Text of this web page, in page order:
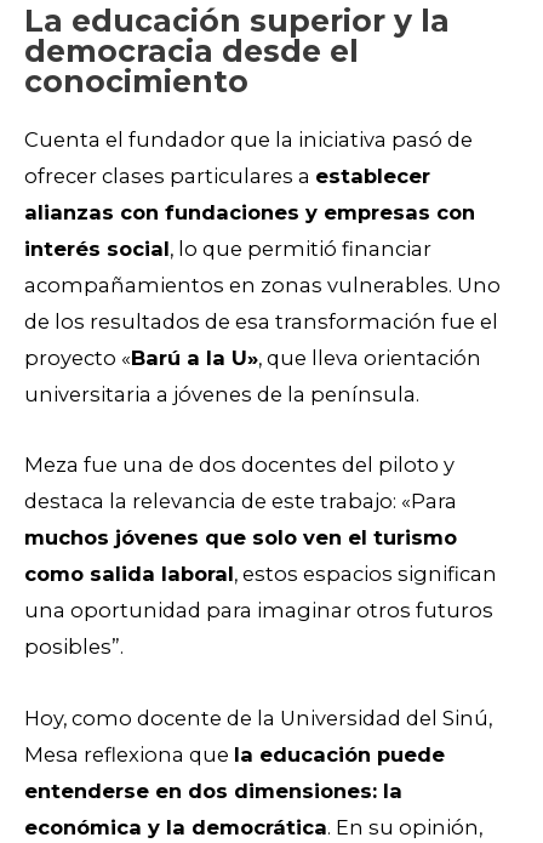
La educación superior y la
democracia desde el
conocimiento
Cuenta el fundador que la iniciativa pasó de
ofrecer clases particulares a establecer
alianzas con fundaciones y empresas con
interés social, lo que permitió financiar
acompañamientos en zonas vulnerables. Uno
de los resultados de esa transformación fue el
proyecto «Barú a la U», que lleva orientación
universitaria a jóvenes de la península.
Meza fue una de dos docentes del piloto y
destaca la relevancia de este trabajo: «Para
muchos jóvenes que solo ven el turismo
como salida laboral, estos espacios significan
una oportunidad para imaginar otros futuros
posibles”.
Hoy, como docente de la Universidad del Sinú,
Mesa reflexiona que la educación puede
entenderse en dos dimensiones: la
económica y la democrática. En su opinión,